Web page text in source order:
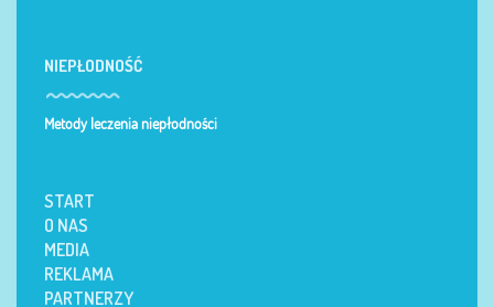
NIEPŁODNOŚĆ
Metody leczenia niepłodności
START
O NAS
MEDIA
REKLAMA
PARTNERZY